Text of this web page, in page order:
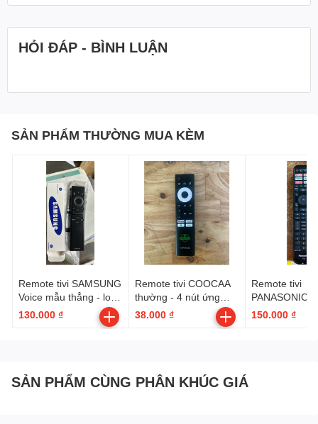
HỎI ĐÁP - BÌNH LUẬN
SẢN PHẨM THƯỜNG MUA KÈM
Remote tivi SAMSUNG
Voice mẫu thẳng - loại
tốt --- có hộp ( BN59-
130.000 ₫
Remote tivi COOCAA
thường - 4 nút ứng
dụng
38.000 ₫
Remote tivi
PANASONIC
6 nút ứng
150.000 ₫
SẢN PHẨM CÙNG PHÂN KHÚC GIÁ